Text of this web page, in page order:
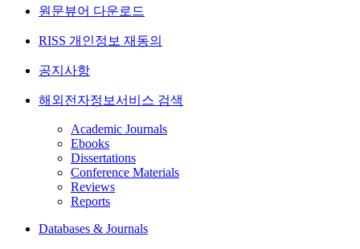
원문뷰어 다운로드
RISS 개인정보 재동의
공지사항
해외전자정보서비스 검색
Academic Journals
Ebooks
Dissertations
Conference Materials
Reviews
Reports
Databases & Journals